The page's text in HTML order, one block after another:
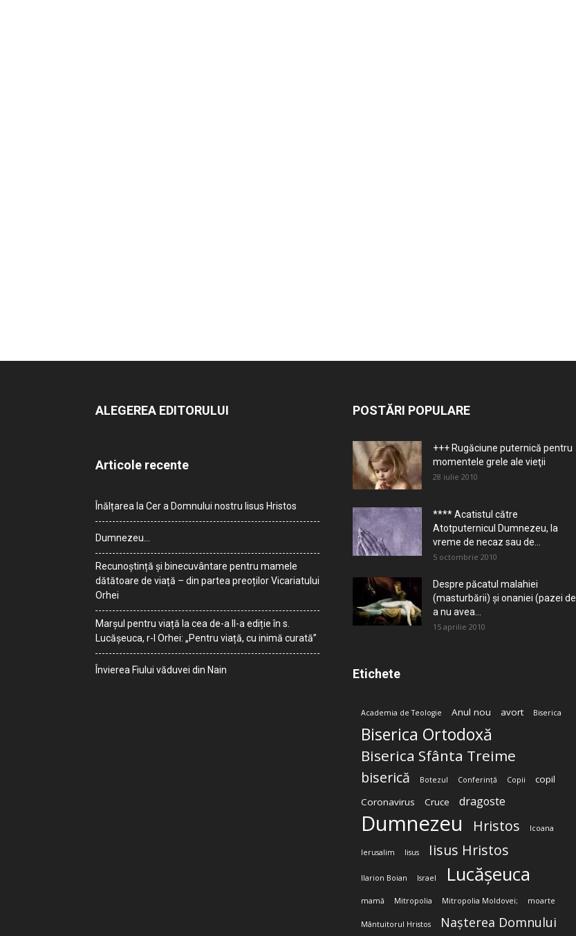
ALEGEREA EDITORULUI
Articole recente
Înălțarea la Cer a Domnului nostru Iisus Hristos
Dumnezeu…
Recunoștință și binecuvântare pentru mamele
dătătoare de viață – din partea preoților Vicariatului
Orhei
Marșul pentru viață la cea de-a II-a ediție în s.
Lucășeuca, r-l Orhei: „Pentru viață, cu inimă curată”
Învierea Fiului văduvei din Nain
POSTĂRI POPULARE
+++ Rugăciune puternică pentru
momentele grele ale vieţii
28 iulie 2010
**** Acatistul către
Atotputernicul Dumnezeu, la
vreme de necaz sau de...
5 octombrie 2010
Despre păcatul malahiei
(masturbării) şi onaniei (pazei de
a nu avea...
15 aprilie 2010
Etichete
Academia de Teologie Anul nou avort Biserica
Biserica Ortodoxă
Biserica Sfânta Treime
biserică Botezul Conferință Copii
copil
Coronavirus
Cruce dragoste
Dumnezeu Hristos Icoana
Ierusalim Iisus Iisus Hristos
Ilarion Boian Israel Lucășeuca
mamă Mitropolia Mitropolia Moldovei; moarte
Mântuitorul Hristos Nașterea Domnului